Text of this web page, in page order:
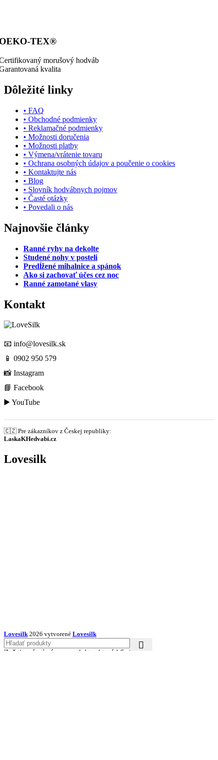
TEX®
morušový hodváb
kvalita
Dôležité linky
• FAQ
• Obchodné podmienky
• Reklamačné podmienky
• Možnosti doručenia
• Možnosti platby
• Výmena/vrátenie tovaru
• Ochrana osobných údajov a poučenie o cookies
• Kontaktujte nás
• Blog
• Slovník hodvábnych pojmov
• Časté otázky
• Povedali o nás
Najnovšie články
Ranné ryhy na dekolte
Studené nohy v posteli
Predĺžené mihalnice a spánok
Ako si zachovať účes cez noc
Ranné zamotané vlasy
Kontakt
📧 info@lovesilk.sk
📱 0902 950 579
📸 Instagram
📘 Facebook
▶️ YouTube
🇨🇿 Pre zákazníkov z Českej republiky:
LaskaKHedvabi.cz
Lovesilk
Lovesilk 2026 vytvorené Lovesilk
Začnite písať názov produktu, ktorý hľadáte.